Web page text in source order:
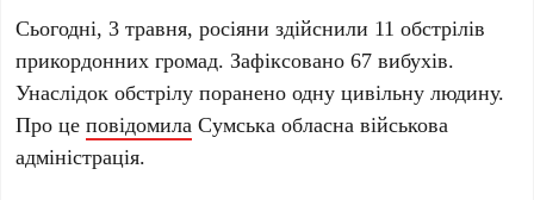
Сьогодні, 3 травня, росіяни здійснили 11 обстрілів
прикордонних громад. Зафіксовано 67 вибухів.
Унаслідок обстрілу поранено одну цивільну людину.
Про цеповідомила Сумська обласна військова
адміністрація.